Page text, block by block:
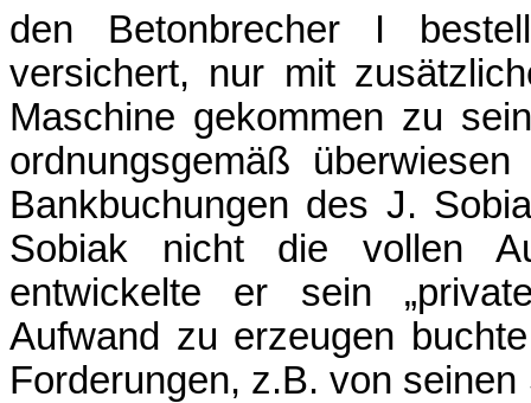
den Betonbrecher I
versichert, nur mit
Maschine gekommen zu
ordnungsgemäß
Bankbuchungen des J.
Sobiak nicht die vollen
entwickelte er sein
Aufwand zu erzeugen
Forderungen, z.B. von